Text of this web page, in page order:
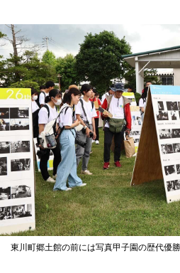
東川町郷土館の前には写真甲子園の歴代優